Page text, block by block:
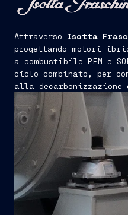
Attraverso Isotta
progettando motori
a combustibile PEM e
ciclo combinato, per
alla